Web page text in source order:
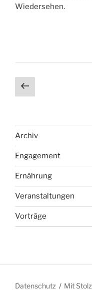
Wiedersehen.
der
Vorherige
Seite
Archiv
Engagement
Ernährung
Veranstaltungen
Vorträge
Datenschutz Mit